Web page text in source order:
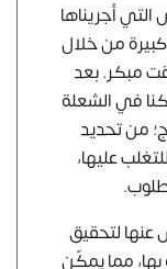
أجريناها
من خلال
مبكر. بعد
في الشعلة
من تحديد
عليها،
عنها لتحقيق
بها، مما يمكّن